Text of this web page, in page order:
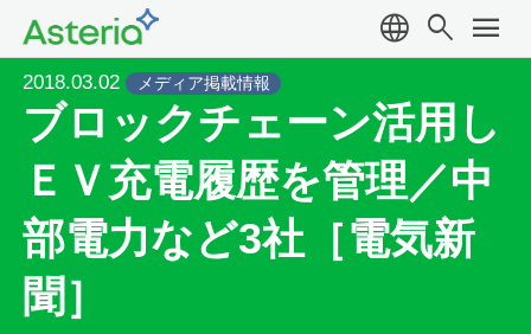
language search menu
2018.03.02 メディア掲載情報
ブロックチェーン活用し
ＥＶ充電履歴を管理／中
部電力など3社［電気新
聞］